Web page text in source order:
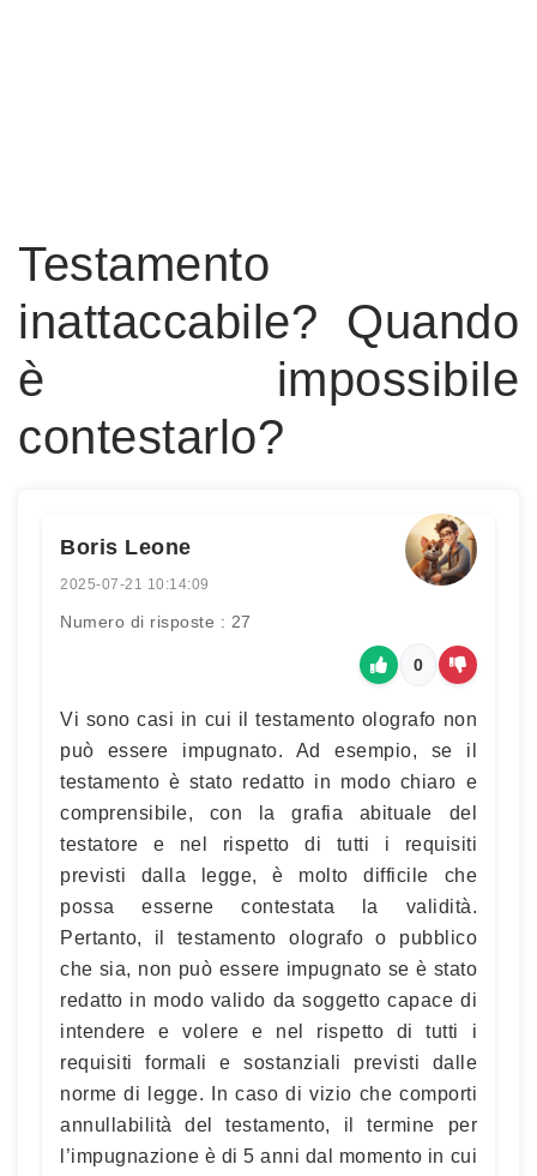
Testamento
inattaccabile? Quando
è impossibile
contestarlo?
Boris Leone
2025-07-21 10:14:09
Numero di risposte : 27
0
Vi sono casi in cui il testamento olografo non
può essere impugnato. Ad esempio, se il
testamento è stato redatto in modo chiaro e
comprensibile, con la grafia abituale del
testatore e nel rispetto di tutti i requisiti
previsti dalla legge, è molto difficile che
possa esserne contestata la validità.
Pertanto, il testamento olografo o pubblico
che sia, non può essere impugnato se è stato
redatto in modo valido da soggetto capace di
intendere e volere e nel rispetto di tutti i
requisiti formali e sostanziali previsti dalle
norme di legge. In caso di vizio che comporti
annullabilità del testamento, il termine per
l’impugnazione è di 5 anni dal momento in cui